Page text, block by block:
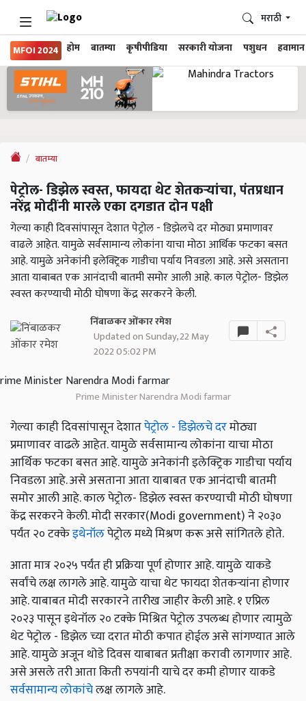
MFOI 2024 होम बातम्या कृषीपीडिया सरकारी योजना पशुधन हवामान
मराठी
बातम्या
पेट्रोल- डिझेल स्वस्त, फायदा थेट शेतकऱ्यांचा, पंतप्रधान
नरेंद्र मोदींनी मारले एका दगडात दोन पक्षी
गेल्या काही दिवसांपासून देशात पेट्रोल - डिझेलचे दर मोठ्या प्रमाणावर
वाढले आहेत. यामुळे सर्वसामान्य लोकांना याचा मोठा आर्थिक फटका बसत
आहे. यामुळे अनेकांनी इलेक्ट्रिक गाडीचा पर्याय निवडला आहे. असे असताना
आता याबाबत एक आनंदाची बातमी समोर आली आहे. काल पेट्रोल- डिझेल
स्वस्त करण्याची मोठी घोषणा केंद्र सरकरने केली.
निंबाळकर ओंकार रमेश
Updated on Sunday, 22 May
2022 05:02 PM
Prime Minister Narendra Modi farmar
गेल्या काही दिवसांपासून देशातपेट्रोल - डिझेलचे दरमोठ्या
प्रमाणावर वाढले आहेत. यामुळे सर्वसामान्य लोकांना याचा मोठा
आर्थिक फटका बसत आहे. यामुळे अनेकांनी इलेक्ट्रिक गाडीचा पर्याय
निवडला आहे. असे असताना आता याबाबत एक आनंदाची बातमी
समोर आली आहे. काल पेट्रोल- डिझेल स्वस्त करण्याची मोठी घोषणा
केंद्र सरकरने केली. मोदी सरकार(Modi government) ने २०३०
पर्यंत २० टक्केइथेनॉलपेट्रोल मध्ये मिश्रण करू असे सांगितले होते.
आता मात्र २०२५ पर्यंत ही प्रक्रिया पूर्ण होणार आहे. यामुळे याकडे
सर्वांचे लक्ष लागले आहे. यामुळे याचा थेट फायदा शेतकऱ्यांना होणार
आहे. याबाबत मोदी सरकारने तारीख जाहीर केली आहे. १ एप्रिल
२०२३ पासून इथेनॉल २० टक्के मिश्रित पेट्रोल उपलब्ध होणार त्यामुळे
थेट पेट्रोल - डिझेल च्या दरात मोठी कपात होईल असे सांगण्यात आले
आहे. यामुळे अजून थोडे दिवस याबाबत प्रतीक्षा करावी लागणार आहे.
असे असले तरी आता किती रुपयांनी याचे दर कमी होणार याकडे
सर्वसामान्य लोकांचेलक्ष लागले आहे.